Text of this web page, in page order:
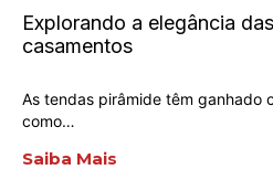
Explorando a elegância
casamentos
As tendas pirâmide têm ganhado
como…
Saiba Mais